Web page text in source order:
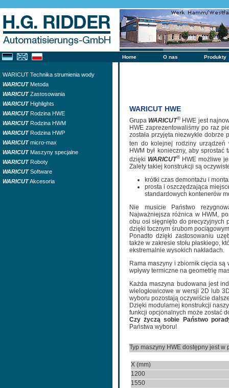
Home O nas Produkty
WARICUT Technika strumienia wody
WARICUTMetoda
WARICUTZastosowania
WARICUTHighlights
WARICUTRodzina HWE
WARICUTRodzina HWM
WARICUTRodzina HWP
WARICUTmicro-max
WARICUTMaszyny specjalne
WARICUTRoboty
WARICUTSoftware
WARICUTAkcesoria
WARICUT HWE
Grupa WARICUT®HWE jest
HWE zaprezentowaliśmy po raz
została przyjęta niezwykle dobrze
ten do kolejnej rodziny urządzeń
HWM był konieczny, aby
dzięki WARICUT®HWE możliwe
Zalety takiej konstrukcji są
krótki czas demontażu i
prosta i oszczędzająca
standardowych kontenerów
Nie musicie Państwo
Najważniejsza różnica w HWM,
obu osi sięgnięto do precyzyjnych
dzięki tocznym śrubom
Ponadto dzięki zastosowaniu
także w zakresie stołu płaskiego,
ekstremalnie wysokich nakładach.
Rama maszyny i zbiornik cięcia
wpływy termiczne na geometrię
Każda maszyna budowana jest
wielogłowicowe w wersji 2D lub
wyboru pozostają oczywiście
Dzięki modularnej konstrukcji
funkcji opcjonalnych może zostać
Czy życzą sobie Państwo
Państwa wyboru!
Typ maszyny HWE dostępny jest
X (mm)
1200
1550